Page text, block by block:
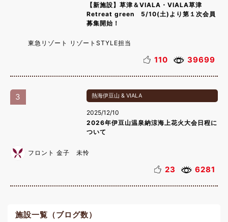
【新施設】草津＆VIALA・VIALA草津
Retreat green 5/10(土)より第１次会員
募集開始！
東急リゾート リゾートSTYLE担当
110 39699
3 熱海伊豆山 & VIALA
2025/12/10
2026年伊豆山温泉納涼海上花火大会日程に
ついて
フロント 金子 未怜
23 6281
施設一覧（ブログ数）